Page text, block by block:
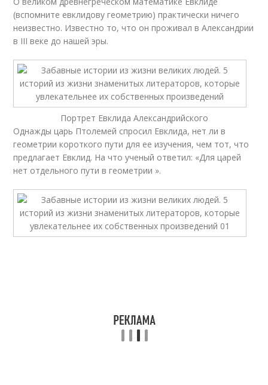
(вспомните евклидову геометрию) практически ничего
неизвестно. Известно то, что он проживал в Александрии
в III веке до нашей эры.
Портрет Евклида Александрийского
Однажды царь Птолемей спросил Евклида, нет ли в
геометрии короткого пути для ее изучения, чем тот, что
предлагает Евклид. На что ученый ответил: «Для царей
нет отдельного пути в геометрии ».